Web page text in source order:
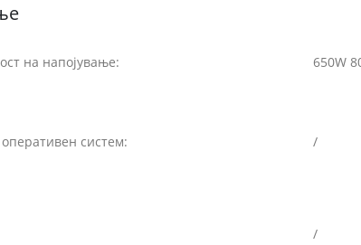
на напојување: 650W
систем: /
/